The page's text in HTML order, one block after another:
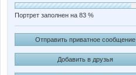
Портрет заполнен на 83 %
Отправить приватное сообщение
Добавить в друзья